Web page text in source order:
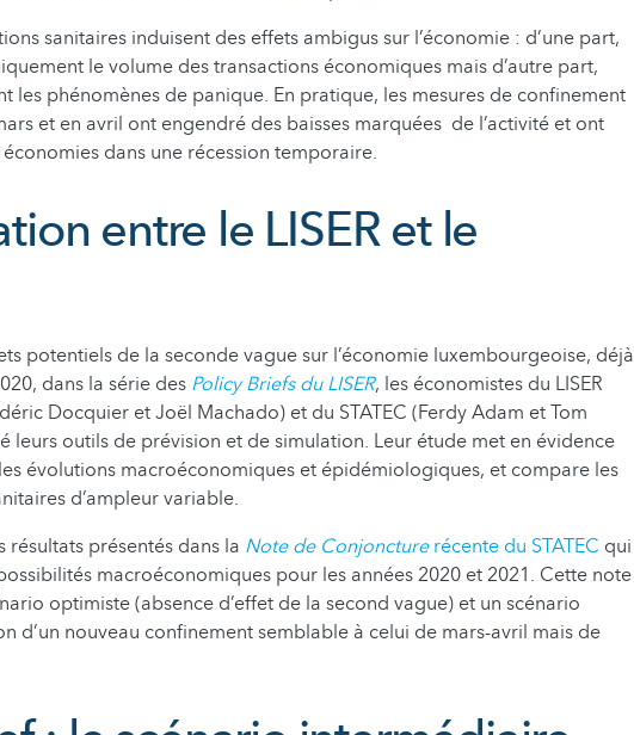
sanitaires induisent des effets ambigus sur l’économie : d’une part,
le volume des transactions économiques mais d’autre part,
les phénomènes de panique. En pratique, les mesures de confinement
et en avril ont engendré des baisses marquées de l’activité et ont
dans une récession temporaire.
entre le LISER et le
potentiels de la seconde vague sur l’économie luxembourgeoise, déjà
dans la série des Policy Briefs du LISER, les économistes du LISER
Docquier et Joël Machado) et du STATEC (Ferdy Adam et Tom
leurs outils de prévision et de simulation. Leur étude met en évidence
évolutions macroéconomiques et épidémiologiques, et compare les
d’ampleur variable.
résultats présentés dans la Note de Conjoncturerécente du STATEC qui
macroéconomiques pour les années 2020 et 2021. Cette note
optimiste (absence d’effet de la second vague) et un scénario
d’un nouveau confinement semblable à celui de mars-avril mais de